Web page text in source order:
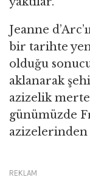
Jeanne
bir tarihte
olduğu
aklanarak
azizelik
günümüzde
REKLAM